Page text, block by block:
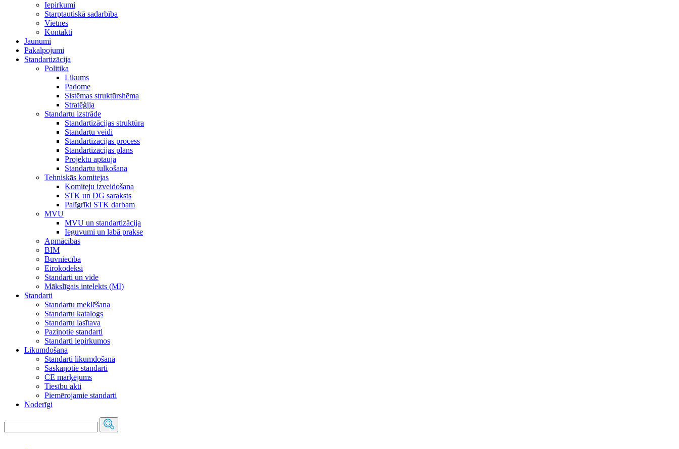
Iepirkumi
Starptautiskā sadarbība
Vietnes
Kontakti
Jaunumi
Pakalpojumi
Standartizācija
Politika
Likums
Padome
Sistēmas struktūrshēma
Stratēģija
Standartu izstrāde
Standartizācijas struktūra
Standartu veidi
Standartizācijas process
Standartizācijas plāns
Projektu aptauja
Standartu tulkošana
Tehniskās komitejas
Komiteju izveidošana
STK un DG saraksts
Palīgrīki STK darbam
MVU
MVU un standartizācija
Ieguvumi un labā prakse
Apmācības
BIM
Būvniecība
Eirokodeksi
Standarti un vide
Mākslīgais intelekts (MI)
Standarti
Standartu meklēšana
Standartu katalogs
Standartu lasītava
Paziņotie standarti
Standarti iepirkumos
Likumdošana
Standarti likumdošanā
Saskaņotie standarti
CE marķējums
Tiesību akti
Piemērojamie standarti
Noderīgi